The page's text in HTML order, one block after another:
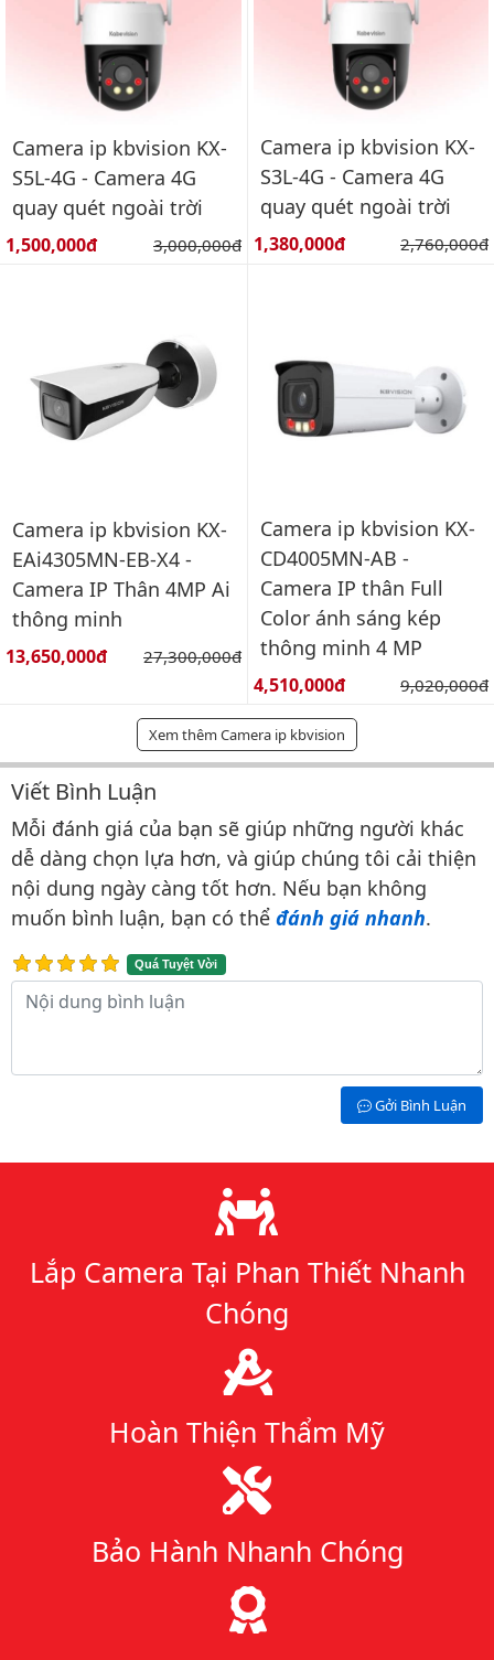
Camera ip kbvision KX-
S5L-4G - Camera 4G
quay quét ngoài trời
Giá bán:
1,500,000đ Giá gốc:
3,000,000đ
Camera ip kbvision KX-
S3L-4G - Camera 4G
quay quét ngoài trời
Giá bán:
1,380,000đ Giá gốc:
2,760,000đ
Camera ip kbvision KX-
EAi4305MN-EB-X4 -
Camera IP Thân 4MP Ai
thông minh
Giá bán:
13,650,000đ Giá gốc:
27,300,000đ
Camera ip kbvision KX-
CD4005MN-AB -
Camera IP thân Full
Color ánh sáng kép
thông minh 4 MP
Giá bán:
4,510,000đ Giá gốc:
9,020,000đ
Xem thêm Camera ip kbvision
Bình luận & Đánh giá
Viết Bình Luận
Mỗi đánh giá của bạn sẽ giúp những người khác
dễ dàng chọn lựa hơn, và giúp chúng tôi cải thiện
nội dung ngày càng tốt hơn. Nếu bạn không
muốn bình luận, bạn có thể đánh giá nhanh.
Quá Tuyệt Vời
Nội dung bình luận
Gởi Bình Luận
Lý do chọn chúng tôi
Lắp Camera Tại Phan Thiết Nhanh
Chóng
Hoàn Thiện Thẩm Mỹ
Bảo Hành Nhanh Chóng